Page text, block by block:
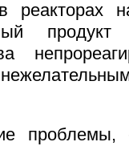
реакторах
проблемы,